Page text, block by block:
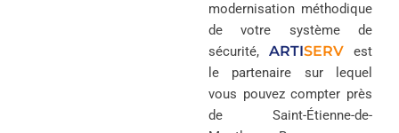
modernisation méthodique
de votre système de
sécurité, ARTISERV est
le partenaire sur lequel
vous pouvez compter près
de Saint-Étienne-de-